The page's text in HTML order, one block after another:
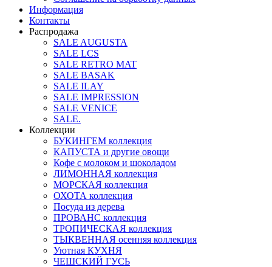
Информация
Контакты
Распродажа
SALE AUGUSTA
SALE LCS
SALE RETRO MAT
SALE BASAK
SALE ILAY
SALE IMPRESSION
SALE VENICE
SALE.
Коллекции
БУКИНГЕМ коллекция
КАПУСТА и другие овощи
Кофе с молоком и шоколадом
ЛИМОННАЯ коллекция
МОРСКАЯ коллекция
ОХОТА коллекция
Посуда из дерева
ПРОВАНС коллекция
ТРОПИЧЕСКАЯ коллекция
ТЫКВЕННАЯ осенняя коллекция
Уютная КУХНЯ
ЧЕШСКИЙ ГУСЬ